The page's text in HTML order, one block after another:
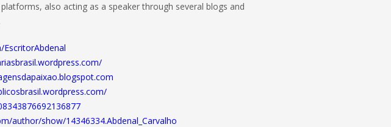
also acting as a speaker through several blogs and
author/show/14346334.Abdenal_Carvalho